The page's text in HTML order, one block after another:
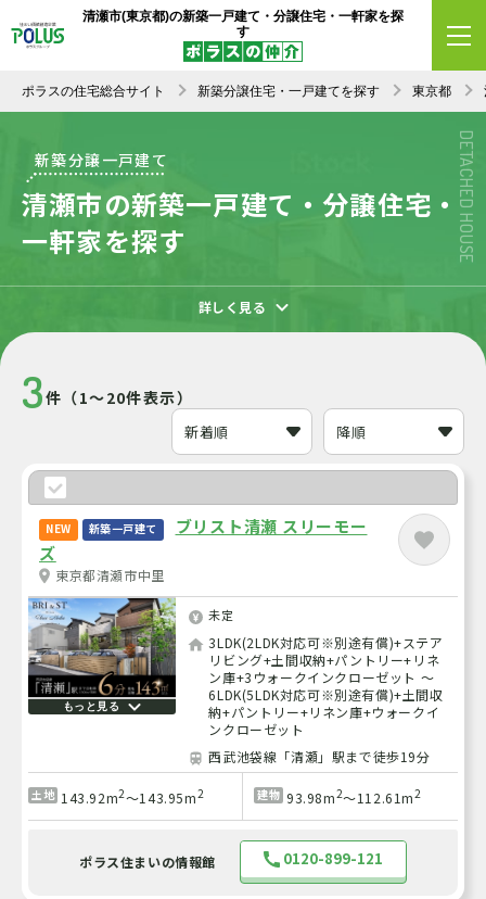
清瀬市(東京都)の新築一戸建て・分譲住宅・一軒家を探
す
ポラスの住宅総合サイト 新築分譲住宅・一戸建てを探す 東京都
DETACHED HOUSE
新築分譲一戸建て
清瀬市の新築一戸建て・分譲住宅・
一軒家を探す
詳しく見る
3件（1～20件表示）
NEW 新築一戸建て
ブリスト清瀬 スリーモー
ズ
東京都清瀬市中里
もっと見る
未定
3LDK(2LDK対応可※別途有償)+ステア
リビング+土間収納+パントリー+リネ
ン庫+3ウォークインクローゼット ～
6LDK(5LDK対応可※別途有償)+土間収
納+パントリー+リネン庫+ウォークイ
ンクローゼット
西武池袋線「清瀬」駅まで徒歩19分
土地 143.92m2～143.95m2 建物 93.98m2～112.61m2
ポラス住まいの情報館 0120-899-121
エリア変更 条件変更 新着順